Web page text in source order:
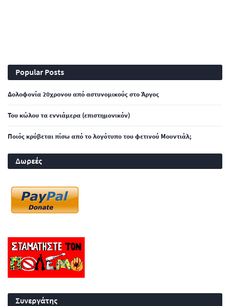
Popular Posts
Δολοφονία 20χρονου από αστυνομικούς στο Άργος
Του κώλου τα εννιάμερα (επιστημονικόν)
Ποιός κρύβεται πίσω από το λογότυπο του φετινού Μουντιάλ;
Δωρεές
Συνεργάτης